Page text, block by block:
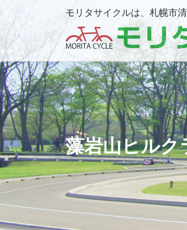
モリタサイクルは、札幌市
藻岩山ヒルク